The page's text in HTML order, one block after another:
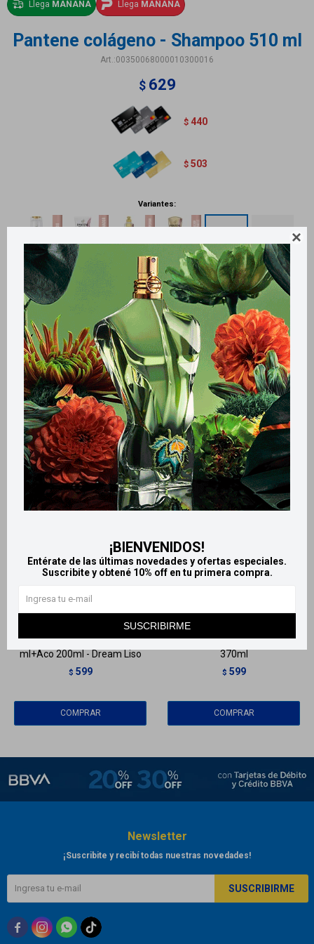

¡BIENVENIDOS!
Entérate de las últimas novedades y ofertas especiales.
Suscribite y obtené 10% off en tu primera compra.
SUSCRIBIRME
Llega MAÑANA Llega MAÑANA
Pantene colágeno - Shampoo 510 ml
00350068000010300016
$ 629
$ 440
$ 503
Variantes:
Métodos y costos de envío
Retiros gratuitos en tiendas
Productos que te pueden interesar
Pack Elvive Shampoo 370
ml+Aco 200ml - Dream Liso
$ 599
Shampoo Elvive Dream Liso -
370ml
$ 599
Newsletter
¡Suscribite y recibí todas nuestras novedades!
SUSCRIBIRME
  